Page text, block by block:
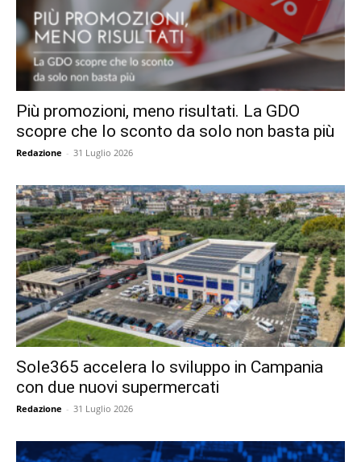
Più promozioni, meno risultati. La GDO
scopre che lo sconto da solo non basta più
Redazione - 31 Luglio 2026
Sole365 accelera lo sviluppo in Campania
con due nuovi supermercati
Redazione - 31 Luglio 2026